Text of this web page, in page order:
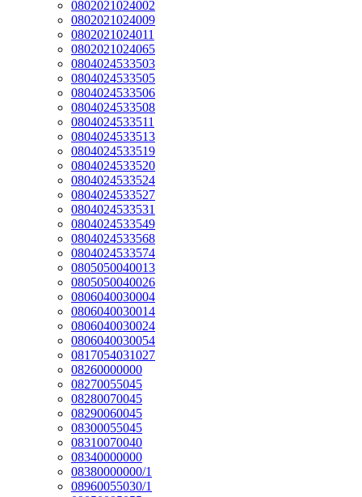
0802021024002
0802021024009
0802021024011
0802021024065
0804024533503
0804024533505
0804024533506
0804024533508
0804024533511
0804024533513
0804024533519
0804024533520
0804024533524
0804024533527
0804024533531
0804024533549
0804024533568
0804024533574
0805050040013
0805050040026
0806040030004
0806040030014
0806040030024
0806040030054
0817054031027
08260000000
08270055045
08280070045
08290060045
08300055045
08310070040
08340000000
08380000000/1
08960055030/1